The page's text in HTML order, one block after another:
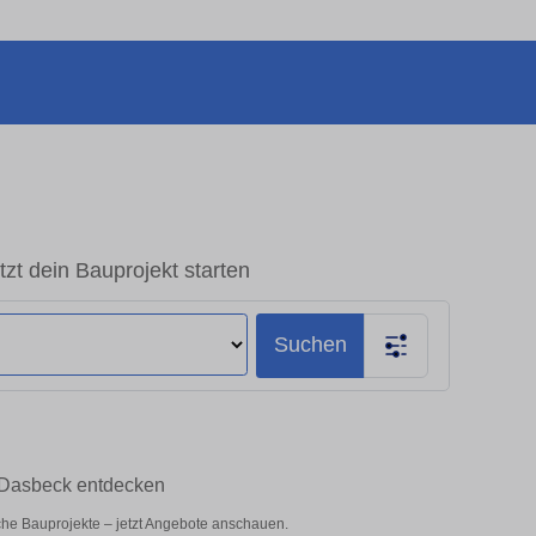
dein Bauprojekt starten
Suchen
entdecken
Bauprojekte – jetzt Angebote anschauen.